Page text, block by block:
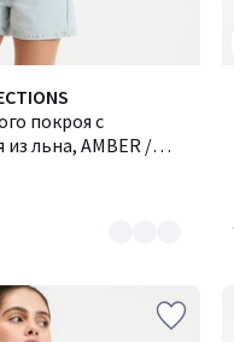
покроя с
льна, AMBER /